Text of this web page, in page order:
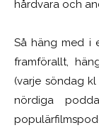
hårdvara och
Så häng med i
framförallt,
(varje söndag
nördiga